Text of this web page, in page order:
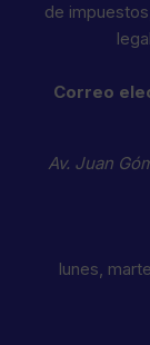
de
Correo
Av. Juan
lunes,